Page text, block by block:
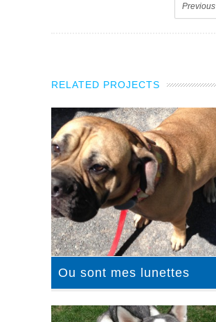
Previous
RELATED PROJECTS
Ou sont mes lunettes